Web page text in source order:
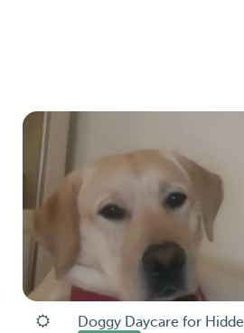
Doggy Daycare for Hidde